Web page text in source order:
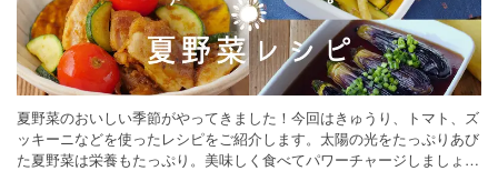
夏野菜のおいしい季節がやってきました！今回はきゅうり、トマト、ズ
ッキーニなどを使ったレシピをご紹介します。太陽の光をたっぷりあび
た夏野菜は栄養もたっぷり。美味しく食べてパワーチャージしましょう